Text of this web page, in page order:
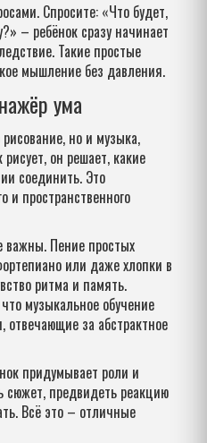
Спросите: «Что будет,
– ребёнок сразу начинает
Такие простые
мышление без давления.
ума
но и музыка,
он решает, какие
соединить. Это
и пространственного
Пение простых
или даже хлопки в
ритма и память.
музыкальное обучение
отвечающие за абстрактное
придумывает роли и
сюжет, предвидеть реакцию
Всё это – отличные